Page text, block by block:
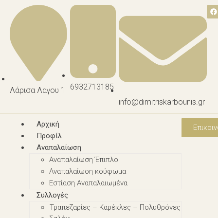
Λάρισα Λαγου 1
6932713185
info@dimitriskarbounis.gr
Αρχική
Προφίλ
Αναπαλαίωση
Αναπαλαίωση Έπιπλο
Αναπαλαίωση κούφωμα
Εστίαση Αναπαλαιωμένα
Συλλογές
Τραπεζαρίες – Καρέκλες – Πολυθρόνες